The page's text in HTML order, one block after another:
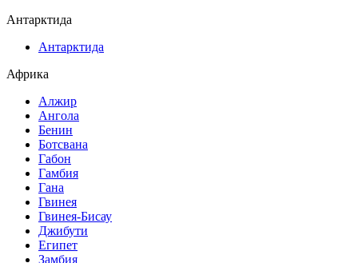
Антарктида
Антарктида
Африка
Алжир
Ангола
Бенин
Ботсвана
Габон
Гамбия
Гана
Гвинея
Гвинея-Бисау
Джибути
Египет
Замбия